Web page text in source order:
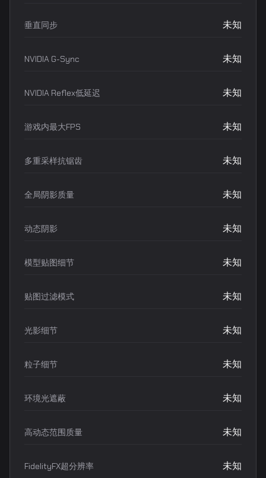
垂直同步 未知
NVIDIA G-Sync 未知
NVIDIA Reflex低延迟 未知
游戏内最大FPS 未知
多重采样抗锯齿 未知
全局阴影质量 未知
动态阴影 未知
模型贴图细节 未知
贴图过滤模式 未知
光影细节 未知
粒子细节 未知
环境光遮蔽 未知
高动态范围质量 未知
FidelityFX超分辨率 未知